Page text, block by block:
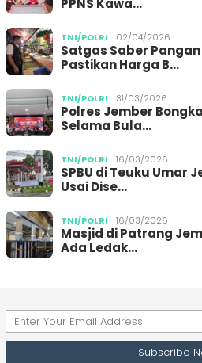
PPNS Kawa…
TNI/POLRI 02/04/2026
Satgas Saber
Pastikan Harga B…
TNI/POLRI 31/03/2026
Polres Jember
Selama Bula…
TNI/POLRI 16/03/2026
SPBU di Teuku Umar
Usai Dise…
TNI/POLRI 16/03/2026
Masjid di Patrang
Ada Ledak…